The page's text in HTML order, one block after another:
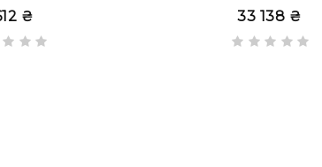
бюваров в формате EXTRAc
₴ 33 138 ₴